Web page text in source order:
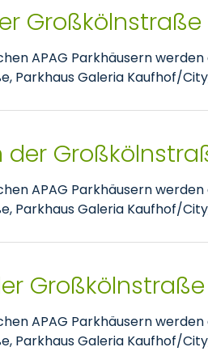
Großkölnstraße
APAG Parkhäusern
Parkhaus Galeria Kaufhof/
APAG Parkhäusern
Parkhaus Galeria Kaufhof/
Großkölnstraße
APAG Parkhäusern
Parkhaus Galeria Kaufhof/